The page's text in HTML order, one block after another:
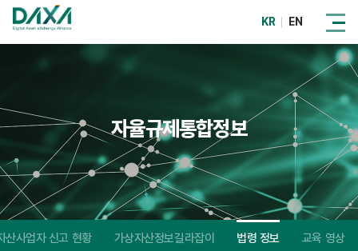
KR EN
자율규제통합정보
산사업자 신고 현황 가상자산정보길라잡이 법령 정보 교육 영상